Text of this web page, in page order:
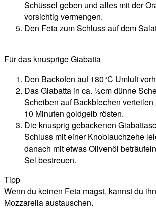
Schüssel geben und alles mit der
vorsichtig vermengen.
Den Feta zum Schluss auf dem
Für das knusprige Giabatta
Den Backofen auf 180°C Umluft
Das Giabatta in ca. ½cm dünne
Scheiben auf Backblechen verteilen
10 Minuten goldgelb rösten.
Die knusprig gebackenen
Schluss mit einer Knoblauchzehe
danach mit etwas Olivenöl
Sel bestreuen.
Tipp
Wenn du keinen Feta magst, kannst du
Mozzarella austauschen.